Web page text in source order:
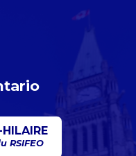
RSIFEO